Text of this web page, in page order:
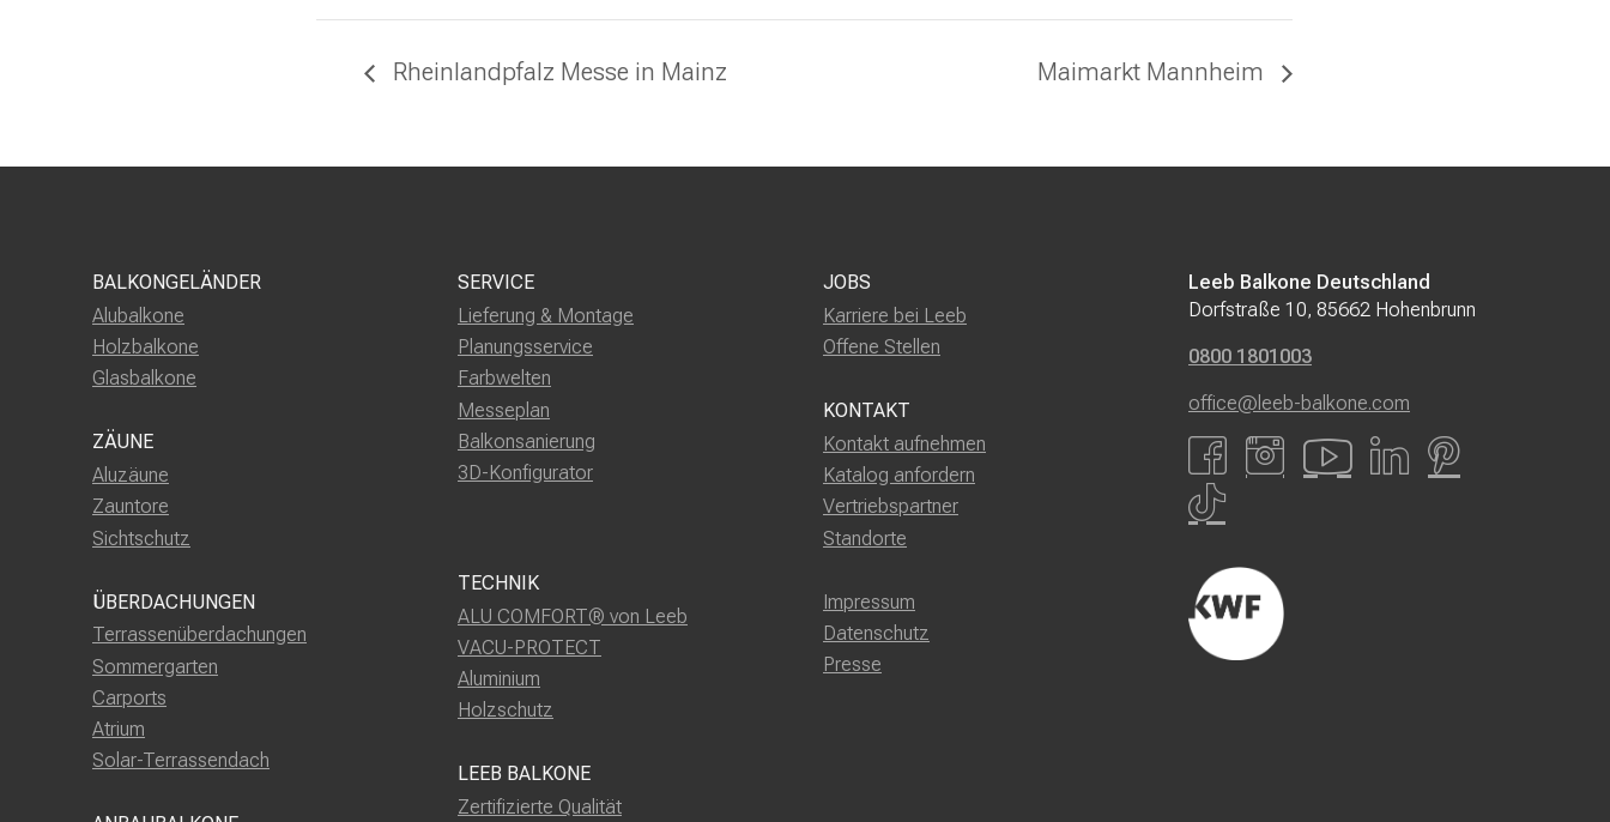
Rheinlandpfalz Messe in Mainz Maimarkt Mannheim
BALKONGELÄNDER
Alubalkone
Holzbalkone
Glasbalkone
ZÄUNE
Aluzäune
Zauntore
Sichtschutz
ÜBERDACHUNGEN
Terrassenüberdachungen
Sommergarten
Carports
Atrium
Solar-Terrassendach
SERVICE
Lieferung & Montage
Planungsservice
Farbwelten
Messeplan
Balkonsanierung
3D-Konfigurator
TECHNIK
ALU COMFORT® von Leeb
VACU-PROTECT
Aluminium
Holzschutz
LEEB BALKONE
Zertifizierte Qualität
JOBS
Karriere bei Leeb
Offene Stellen
KONTAKT
Kontakt aufnehmen
Katalog anfordern
Vertriebspartner
Standorte
Impressum
Datenschutz
Presse
Leeb Balkone Deutschland
Dorfstraße 10, 85662 Hohenbrunn
0800 1801003
office@leeb-balkone.com